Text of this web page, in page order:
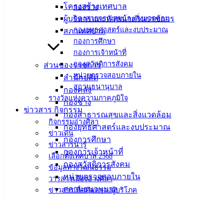
กองช่าง
กองสาธารณสุขและสิ่งแวดล้อม
กองยุทธศาสตร์และงบประมาณ
กองการศึกษา
กองการเจ้าหน้าที่
กองสวัสดิการสังคม
หน่วยตรวจสอบภายใน
สถานธนานุบาล
รางวัลแห่งความภาคภูมิใจ
ข่าวสาร กิจกรรม
กิจกรรมอ่างศิลา
ข่าวเด่น
ข่าวสารน่ารู้
เลือกตั้งเทศบาล 2568
ข้อมูลทางวัฒนธรรม
วารสารเมืองอ่างศิลา
ข่าวสารเพื่อคุ้มครองผู้บริโภค
โครงสร้างเทศบาล
ผู้บริหารและหัวหน้าส่วนราชการ
สภาเทศบาล
ส่วนของราชการ
สำนักปลัด
กองคลัง
กองช่าง
กองสาธารณสุขและสิ่งแวดล้อม
กองยุทธศาสตร์และงบประมาณ
กองการศึกษา
กองการเจ้าหน้าที่
กองสวัสดิการสังคม
หน่วยตรวจสอบภายใน
สถานธนานุบาล
อ่างศิลา 90/338
อ.เมือง จ.ชลบุรี
038-
142-100-104
บริการ
ประชาชน